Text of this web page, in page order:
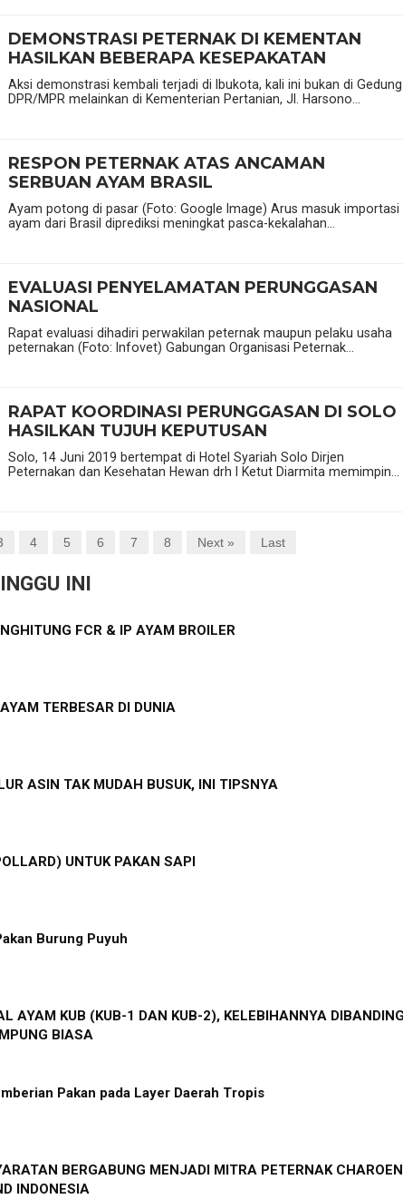
DEMONSTRASI PETERNAK DI KEMENTAN
HASILKAN BEBERAPA KESEPAKATAN
Aksi demonstrasi kembali terjadi di Ibukota, kali ini bukan di Gedung
DPR/MPR melainkan di Kementerian Pertanian, Jl. Harsono...
RESPON PETERNAK ATAS ANCAMAN
SERBUAN AYAM BRASIL
Ayam potong di pasar (Foto: Google Image) Arus masuk importasi
ayam dari Brasil diprediksi meningkat pasca-kekalahan...
EVALUASI PENYELAMATAN PERUNGGASAN
NASIONAL
Rapat evaluasi dihadiri perwakilan peternak maupun pelaku usaha
peternakan (Foto: Infovet) Gabungan Organisasi Peternak...
RAPAT KOORDINASI PERUNGGASAN DI SOLO
HASILKAN TUJUH KEPUTUSAN
Solo, 14 Juni 2019 bertempat di Hotel Syariah Solo Dirjen
Peternakan dan Kesehatan Hewan drh I Ketut Diarmita memimpin...
4 5 6 7 8 Next » Last
INI
FCR & IP AYAM BROILER
TERBESAR DI DUNIA
ASIN TAK MUDAH BUSUK, INI TIPSNYA
UNTUK PAKAN SAPI
Burung Puyuh
AYAM KUB (KUB-1 DAN KUB-2), KELEBIHANNYA
BIASA
Pakan pada Layer Daerah Tropis
BERGABUNG MENJADI MITRA PETERNAK CHAROEN
INDONESIA